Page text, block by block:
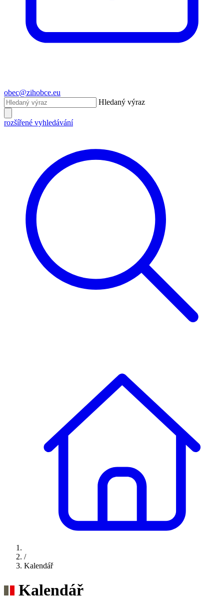
obec@zihobce.eu
Hledaný výraz
rozšířené vyhledávání
/
Kalendář
Kalendář